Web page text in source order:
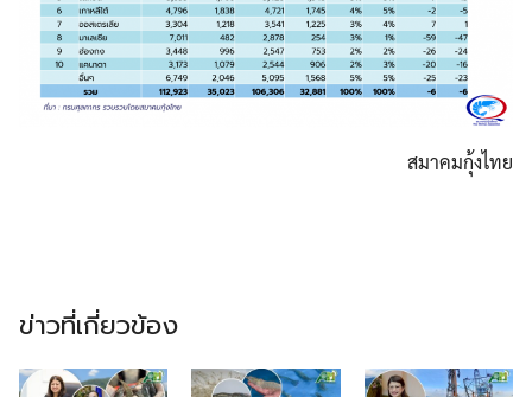
สมาคมกุ้งไทย
ข่าวที่เกี่ยวข้อง